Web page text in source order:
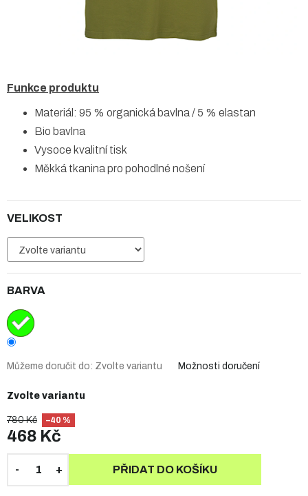
780 Kč –40 %
468 Kč
Zvolte variantu
VELIKOST
BARVA
Můžeme doručit do: Zvolte variantu Možnosti doručení
PŘIDAT DO KOŠÍKU
Funkce produktu
Materiál: 95 % organická bavlna / 5 % elastan
Bio bavlna
Vysoce kvalitní tisk
Měkká tkanina pro pohodlné nošení